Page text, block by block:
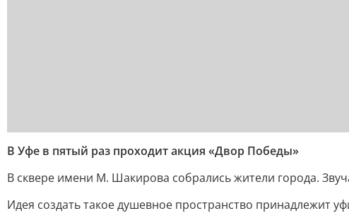
В Уфе в пятый раз проходит акция «Двор Победы»
В сквере имени М. Шакирова собрались жители города.
Идея создать такое душевное пространство принадлежит